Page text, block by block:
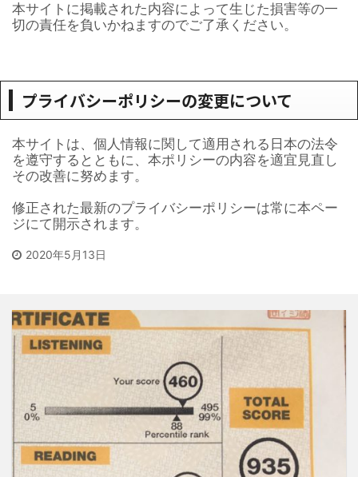
本サイトに掲載された内容によって生じた損害等の一
切の責任を負いかねますのでご了承ください。
プライバシーポリシーの変更について
本サイトは、個人情報に関して適用される日本の法令
を遵守するとともに、本ポリシーの内容を適宜見直し
その改善に努めます。
修正された最新のプライバシーポリシーは常に本ペー
ジにて開示されます。
2020年5月13日